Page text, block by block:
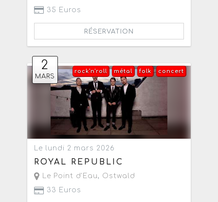
35 Euros
RÉSERVATION
2
MARS
concert
folk
métal
rock'n'roll
Le lundi 2 mars 2026
ROYAL REPUBLIC
Le Point d'Eau, Ostwald
33 Euros